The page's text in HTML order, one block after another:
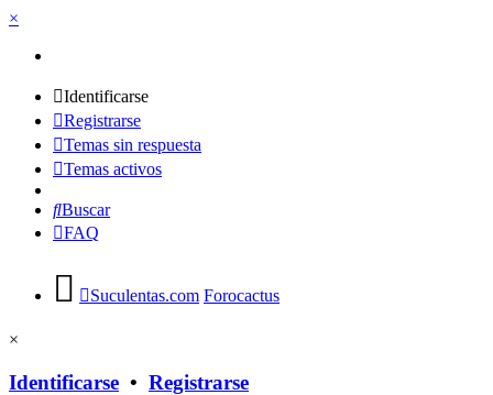
×
Identificarse
Registrarse
Temas sin respuesta
Temas activos
Buscar
FAQ
Suculentas.com Forocactus
×
Identificarse • Registrarse